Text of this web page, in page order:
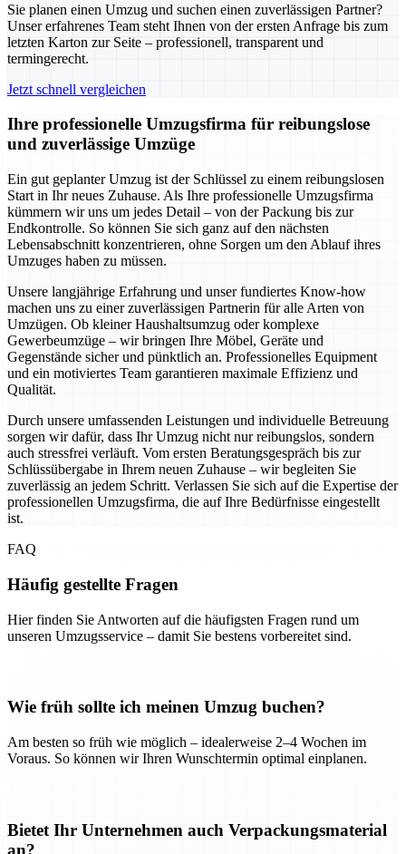
Sie planen einen Umzug und suchen einen zuverlässigen Partner?
Unser erfahrenes Team steht Ihnen von der ersten Anfrage bis zum
letzten Karton zur Seite – professionell, transparent und
termingerecht.
Jetzt schnell vergleichen
Ihre professionelle Umzugsfirma für reibungslose
und zuverlässige Umzüge
Ein gut geplanter Umzug ist der Schlüssel zu einem reibungslosen
Start in Ihr neues Zuhause. Als Ihre professionelle Umzugsfirma
kümmern wir uns um jedes Detail – von der Packung bis zur
Endkontrolle. So können Sie sich ganz auf den nächsten
Lebensabschnitt konzentrieren, ohne Sorgen um den Ablauf ihres
Umzuges haben zu müssen.
Unsere langjährige Erfahrung und unser fundiertes Know-how
machen uns zu einer zuverlässigen Partnerin für alle Arten von
Umzügen. Ob kleiner Haushaltsumzug oder komplexe
Gewerbeumzüge – wir bringen Ihre Möbel, Geräte und
Gegenstände sicher und pünktlich an. Professionelles Equipment
und ein motiviertes Team garantieren maximale Effizienz und
Qualität.
Durch unsere umfassenden Leistungen und individuelle Betreuung
sorgen wir dafür, dass Ihr Umzug nicht nur reibungslos, sondern
auch stressfrei verläuft. Vom ersten Beratungsgespräch bis zur
Schlüssübergabe in Ihrem neuen Zuhause – wir begleiten Sie
zuverlässig an jedem Schritt. Verlassen Sie sich auf die Expertise der
professionellen Umzugsfirma, die auf Ihre Bedürfnisse eingestellt
ist.
FAQ
Häufig gestellte Fragen
Hier finden Sie Antworten auf die häufigsten Fragen rund um
unseren Umzugsservice – damit Sie bestens vorbereitet sind.
Wie früh sollte ich meinen Umzug buchen?
Am besten so früh wie möglich – idealerweise 2–4 Wochen im
Voraus. So können wir Ihren Wunschtermin optimal einplanen.
Bietet Ihr Unternehmen auch Verpackungsmaterial
an?